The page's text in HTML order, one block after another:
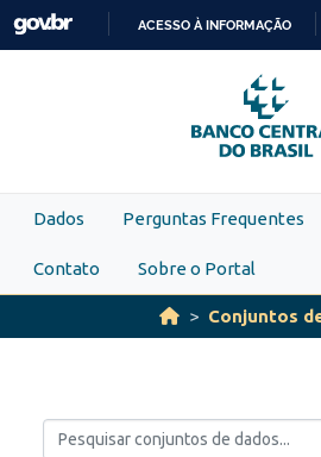
Skip to main content
PARA
O
ACESSO À INFORMAÇÃO
Dados Perguntas Frequentes
Contato Sobre o Portal
Conjuntos